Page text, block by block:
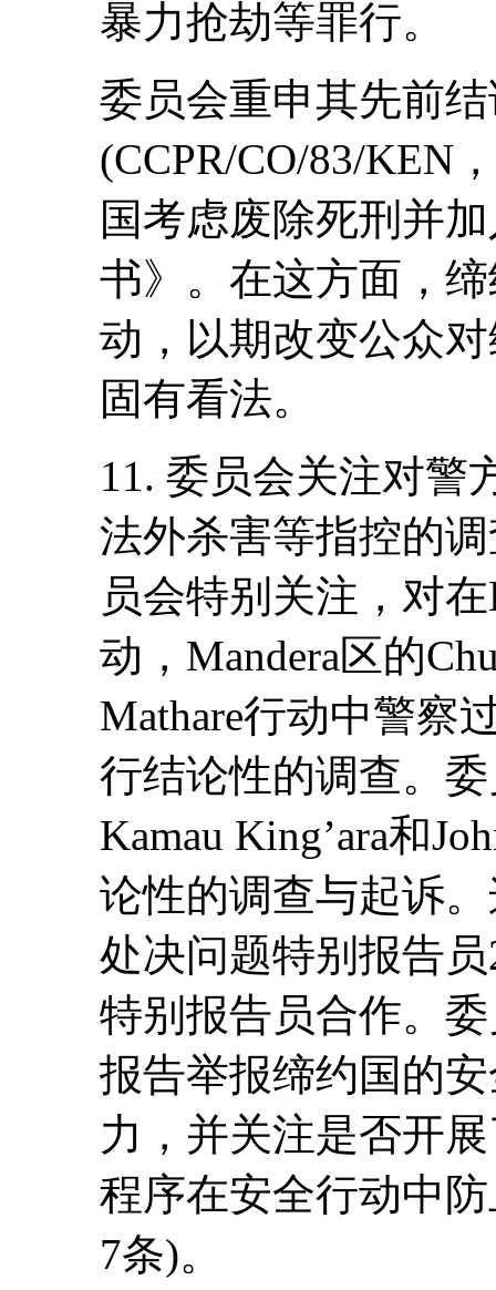
暴力抢劫等罪行。
委员会重申其先前
(CCPR/CO/83/KEN
国考虑废除死刑并
书》。在这方面，
动，以期改变公众
固有看法。
11. 委员会关注对警
法外杀害等指控的
员会特别关注，对
动，Mandera区的
Mathare行动中警察
行结论性的调查。
Kamau King’ara和
论性的调查与起诉
处决问题特别报告
特别报告员合作。
报告举报缔约国的
力，并关注是否开
程序在安全行动中
7条)。